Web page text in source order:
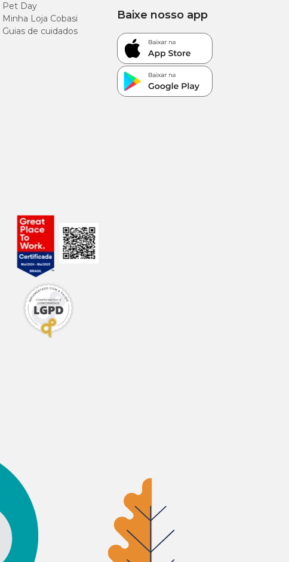
Pet Day
Minha Loja Cobasi
Guias de cuidados
Baixe nosso app